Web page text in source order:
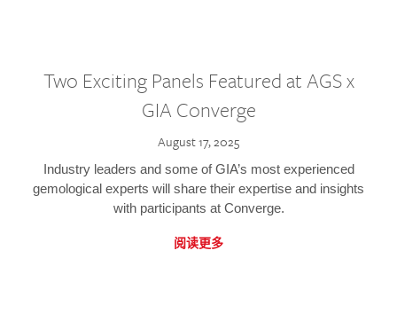
Two Exciting Panels Featured at AGS x
GIA Converge
August 17, 2025
Industry leaders and some of GIA’s most experienced
gemological experts will share their expertise and insights
with participants at Converge.
阅读更多